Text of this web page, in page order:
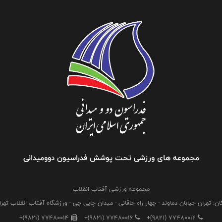
مجموعه های ورزشی تحت پوشش فدراسیون دوومیدانی
مجموعه ورزشی آفتاب انقلاب
تهران خیابان دماوند - چهار راه خاقانی - میدان چایی چی - ورزشگاه آفتاب انقلاب
+(9821) 77480012
+(9821) 77480016
+(9821) 77480014